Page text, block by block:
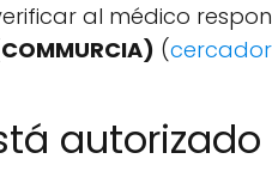
al médico
(
autorizado